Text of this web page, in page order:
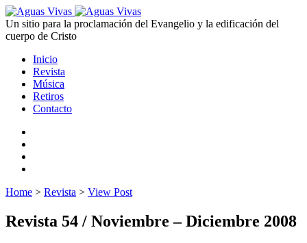
Un sitio para la proclamación del Evangelio y la edificación del
cuerpo de Cristo
Inicio
Revista
Música
Retiros
Contacto
Home > Revista > View Post
Revista 54 / Noviembre – Diciembre 2008